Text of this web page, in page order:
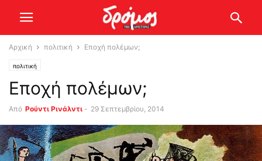
Αρχική πολιτική Εποχή πολέμων;
πολιτική
Εποχή πολέμων;
Από Ρούντι Ρινάλντι - 29 Σεπτεμβρίου, 2014